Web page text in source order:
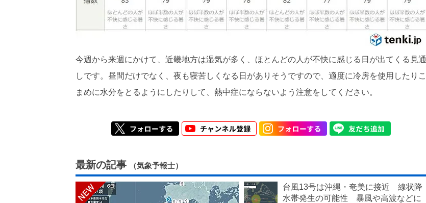
今週から来週にかけて、近畿地方は湿気が多く、ほとんどの人が不快に感じる日が出てくる見通
しです。昼間だけでなく、夜も寝苦しくなる日がありそうですので、適度に冷房を使用したりこ
まめに水分をとるようにしたりして、熱中症にならないよう注意をしてください。
最新の記事 （気象予報士）
台風13号は沖縄・奄美に接近 線状降
水帯発生の可能性 暴風や高波などに